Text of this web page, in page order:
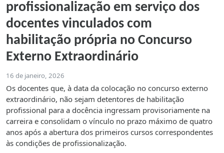
profissionalização em serviço dos
docentes vinculados com
habilitação própria no Concurso
Externo Extraordinário
16 de janeiro, 2026
Os docentes que, à data da colocação no concurso externo
extraordinário, não sejam detentores de habilitação
profissional para a docência ingressam provisoriamente na
carreira e consolidam o vínculo no prazo máximo de quatro
anos após a abertura dos primeiros cursos correspondentes
às condições de profissionalização.